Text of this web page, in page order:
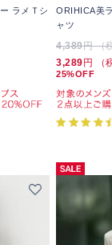
ラメＴシ
ORIHICA美
ャツ
4,389円 （
3,289 円 （
25%OFF